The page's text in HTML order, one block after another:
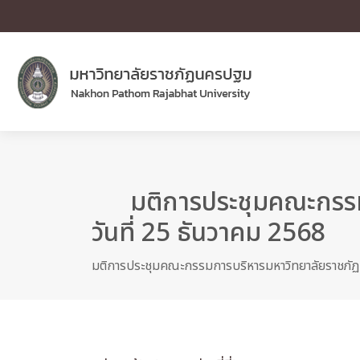
มติการประชุมคณะกร
วันที่ 25 ธันวาคม 2568
มติการประชุมคณะกรรมการบริหารมหาวิทยาลัยรา